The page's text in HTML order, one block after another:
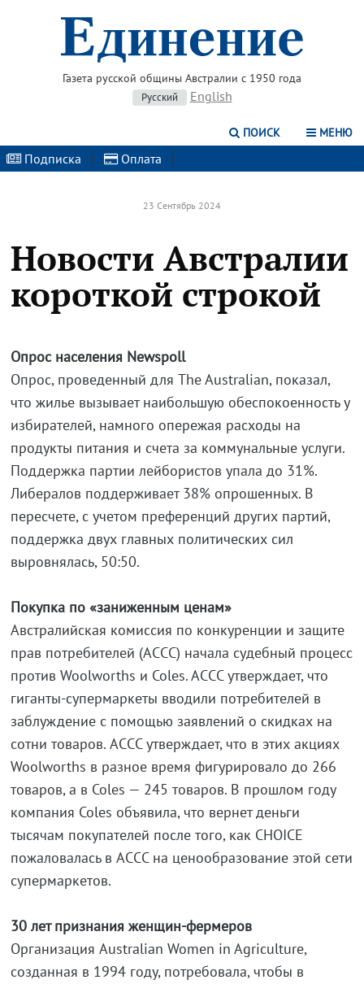
Газета русской общины Австралии с 1950 года
Русский English
ПОИСК МЕНЮ
Подписка | Оплата |
23 Сентябрь 2024
Новости Австралии
короткой строкой
Опрос населения Newspoll
Опрос, проведенный для The Australian, показал,
что жилье вызывает наибольшую обеспокоенность у
избирателей, намного опережая расходы на
продукты питания и счета за коммунальные услуги.
Поддержка партии лейбористов упала до 31%.
Либералов поддерживает 38% опрошенных. В
пересчете, с учетом преференций других партий,
поддержка двух главных политических сил
выровнялась, 50:50.
Покупка по «заниженным ценам»
Австралийская комиссия по конкуренции и защите
прав потребителей (ACCC) начала судебный процесс
против Woolworths и Coles. ACCC утверждает, что
гиганты-супермаркеты вводили потребителей в
заблуждение с помощью заявлений о скидках на
сотни товаров. ACCC утверждает, что в этих акциях
Woolworths в разное время фигурировало до 266
товаров, а в Coles — 245 товаров. В прошлом году
компания Coles объявила, что вернет деньги
тысячам покупателей после того, как CHOICE
пожаловалась в ACCC на ценообразование этой сети
супермаркетов.
30 лет признания женщин-фермеров
Организация Australian Women in Agriculture,
созданная в 1994 году, потребовала, чтобы в